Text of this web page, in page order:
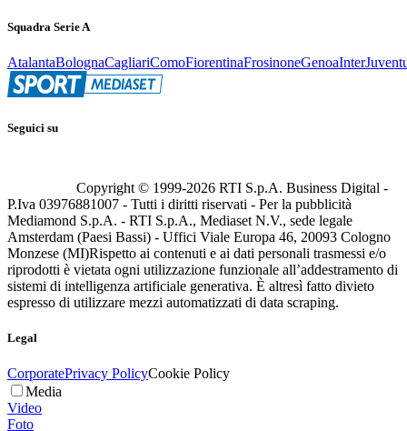
Squadra Serie A
AtalantaBolognaCagliariComoFiorentinaFrosinoneGenoaInter
Seguici su
Copyright © 1999-2026 RTI S.p.A. Business Digital -
P.Iva 03976881007 - Tutti i diritti riservati - Per la pubblicità
Mediamond S.p.A. - RTI S.p.A., Mediaset N.V., sede legale
Amsterdam (Paesi Bassi) - Uffici Viale Europa 46, 20093 Cologno
Monzese (MI)Rispetto ai contenuti e ai dati personali trasmessi e/o
riprodotti è vietata ogni utilizzazione funzionale all’addestramento di
sistemi di intelligenza artificiale generativa. È altresì fatto divieto
espresso di utilizzare mezzi automatizzati di data scraping.
Legal
CorporatePrivacy PolicyCookie Policy
Media
Video
Foto